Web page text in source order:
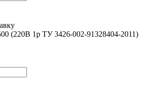
(220В 1р ТУ 3426-002-91328404-2011)